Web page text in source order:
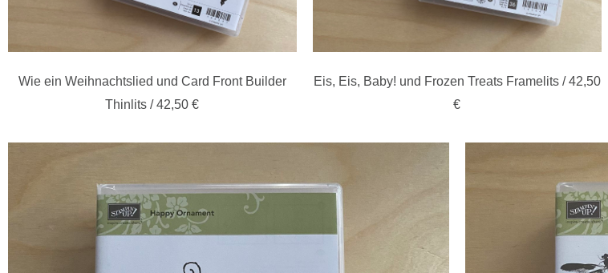
Wie ein Weihnachtslied und Card Front Builder
Thinlits / 42,50 €
Eis, Eis, Baby! und Frozen Treats Framelits / 42,50
€